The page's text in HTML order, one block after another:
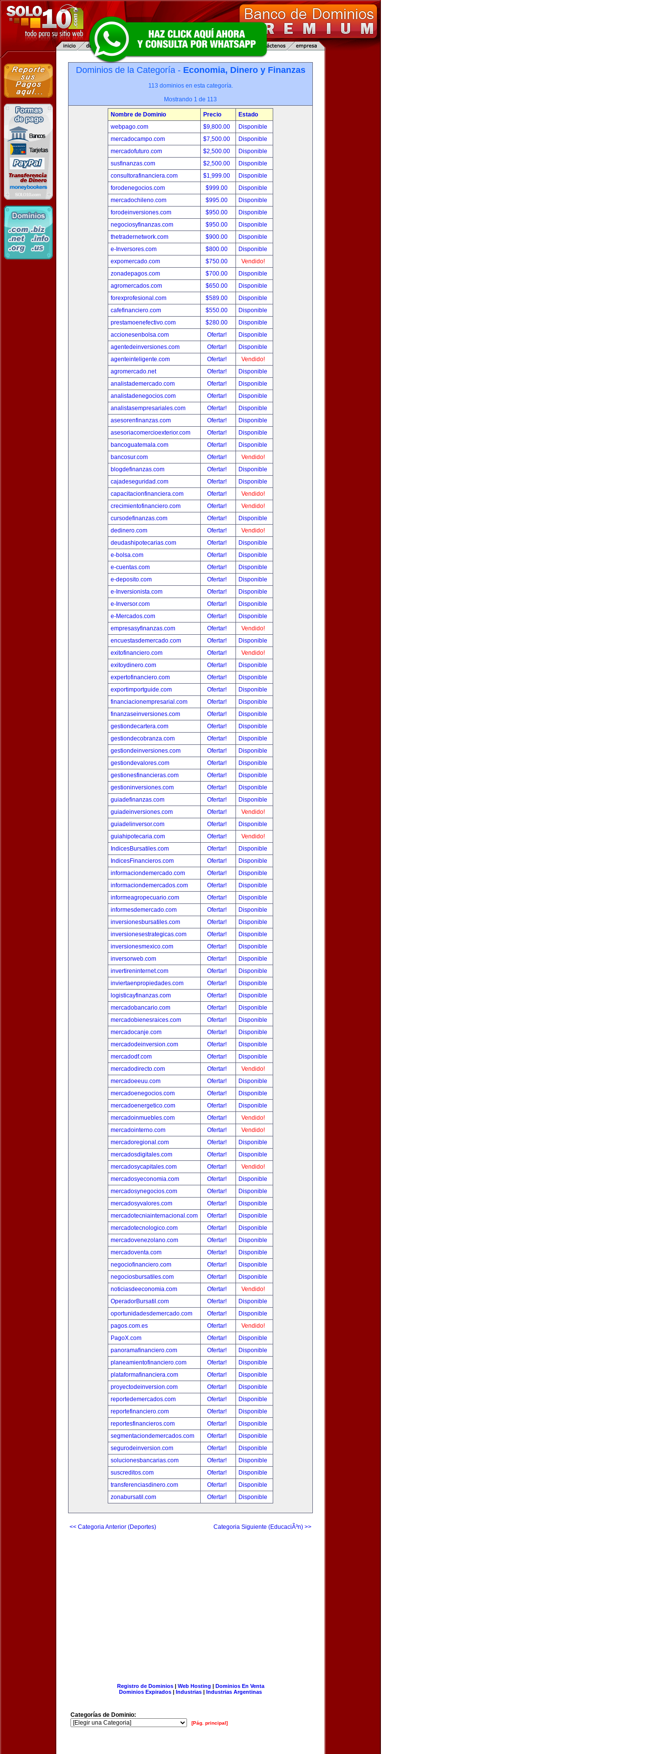
Dominios de la Categoría - Economia, Dinero y Finanzas
113 dominios en esta categoría.
Mostrando 1 de 113
Nombre de Dominio Precio
Estado
webpago.com
$9,800.00
Disponible
mercadocampo.com
$7,500.00
Disponible
mercadofuturo.com
$2,500.00
Disponible
susfinanzas.com
$2,500.00
Disponible
consultorafinanciera.com
$1,999.00
Disponible
forodenegocios.com
$999.00
Disponible
mercadochileno.com
$995.00
Disponible
forodeinversiones.com
$950.00
Disponible
negociosyfinanzas.com
$950.00
Disponible
thetradernetwork.com
$900.00
Disponible
e-Inversores.com
$800.00
Disponible
expomercado.com
$750.00
Vendido!
zonadepagos.com
$700.00
Disponible
agromercados.com
$650.00
Disponible
forexprofesional.com
$589.00
Disponible
cafefinanciero.com
$550.00
Disponible
prestamoenefectivo.com
$280.00
Disponible
accionesenbolsa.com
Ofertar!
Disponible
agentedeinversiones.com
Ofertar!
Disponible
agenteinteligente.com
Ofertar!
Vendido!
agromercado.net
Ofertar!
Disponible
analistademercado.com
Ofertar!
Disponible
analistadenegocios.com
Ofertar!
Disponible
analistasempresariales.com
Ofertar!
Disponible
asesorenfinanzas.com
Ofertar!
Disponible
asesoriacomercioexterior.com
Ofertar!
Disponible
bancoguatemala.com
Ofertar!
Disponible
bancosur.com
Ofertar!
Vendido!
blogdefinanzas.com
Ofertar!
Disponible
cajadeseguridad.com
Ofertar!
Disponible
capacitacionfinanciera.com
Ofertar!
Vendido!
crecimientofinanciero.com
Ofertar!
Vendido!
cursodefinanzas.com
Ofertar!
Disponible
dedinero.com
Ofertar!
Vendido!
deudashipotecarias.com
Ofertar!
Disponible
e-bolsa.com
Ofertar!
Disponible
e-cuentas.com
Ofertar!
Disponible
e-deposito.com
Ofertar!
Disponible
e-Inversionista.com
Ofertar!
Disponible
e-Inversor.com
Ofertar!
Disponible
e-Mercados.com
Ofertar!
Disponible
empresasyfinanzas.com
Ofertar!
Vendido!
encuestasdemercado.com
Ofertar!
Disponible
exitofinanciero.com
Ofertar!
Vendido!
exitoydinero.com
Ofertar!
Disponible
expertofinanciero.com
Ofertar!
Disponible
exportimportguide.com
Ofertar!
Disponible
financiacionempresarial.com
Ofertar!
Disponible
finanzaseinversiones.com
Ofertar!
Disponible
gestiondecartera.com
Ofertar!
Disponible
gestiondecobranza.com
Ofertar!
Disponible
gestiondeinversiones.com
Ofertar!
Disponible
gestiondevalores.com
Ofertar!
Disponible
gestionesfinancieras.com
Ofertar!
Disponible
gestioninversiones.com
Ofertar!
Disponible
guiadefinanzas.com
Ofertar!
Disponible
guiadeinversiones.com
Ofertar!
Vendido!
guiadelinversor.com
Ofertar!
Disponible
guiahipotecaria.com
Ofertar!
Vendido!
IndicesBursatiles.com
Ofertar!
Disponible
IndicesFinancieros.com
Ofertar!
Disponible
informaciondemercado.com
Ofertar!
Disponible
informaciondemercados.com
Ofertar!
Disponible
informeagropecuario.com
Ofertar!
Disponible
informesdemercado.com
Ofertar!
Disponible
inversionesbursatiles.com
Ofertar!
Disponible
inversionesestrategicas.com
Ofertar!
Disponible
inversionesmexico.com
Ofertar!
Disponible
inversorweb.com
Ofertar!
Disponible
invertireninternet.com
Ofertar!
Disponible
inviertaenpropiedades.com
Ofertar!
Disponible
logisticayfinanzas.com
Ofertar!
Disponible
mercadobancario.com
Ofertar!
Disponible
mercadobienesraices.com
Ofertar!
Disponible
mercadocanje.com
Ofertar!
Disponible
mercadodeinversion.com
Ofertar!
Disponible
mercadodf.com
Ofertar!
Disponible
mercadodirecto.com
Ofertar!
Vendido!
mercadoeeuu.com
Ofertar!
Disponible
mercadoenegocios.com
Ofertar!
Disponible
mercadoenergetico.com
Ofertar!
Disponible
mercadoinmuebles.com
Ofertar!
Vendido!
mercadointerno.com
Ofertar!
Vendido!
mercadoregional.com
Ofertar!
Disponible
mercadosdigitales.com
Ofertar!
Disponible
mercadosycapitales.com
Ofertar!
Vendido!
mercadosyeconomia.com
Ofertar!
Disponible
mercadosynegocios.com
Ofertar!
Disponible
mercadosyvalores.com
Ofertar!
Disponible
mercadotecniainternacional.com
Ofertar!
Disponible
mercadotecnologico.com
Ofertar!
Disponible
mercadovenezolano.com
Ofertar!
Disponible
mercadoventa.com
Ofertar!
Disponible
negociofinanciero.com
Ofertar!
Disponible
negociosbursatiles.com
Ofertar!
Disponible
noticiasdeeconomia.com
Ofertar!
Vendido!
OperadorBursatil.com
Ofertar!
Disponible
oportunidadesdemercado.com
Ofertar!
Disponible
pagos.com.es
Ofertar!
Vendido!
PagoX.com
Ofertar!
Disponible
panoramafinanciero.com
Ofertar!
Disponible
planeamientofinanciero.com
Ofertar!
Disponible
plataformafinanciera.com
Ofertar!
Disponible
proyectodeinversion.com
Ofertar!
Disponible
reportedemercados.com
Ofertar!
Disponible
reportefinanciero.com
Ofertar!
Disponible
reportesfinancieros.com
Ofertar!
Disponible
segmentaciondemercados.com
Ofertar!
Disponible
segurodeinversion.com
Ofertar!
Disponible
solucionesbancarias.com
Ofertar!
Disponible
suscreditos.com
Ofertar!
Disponible
transferenciasdinero.com
Ofertar!
Disponible
zonabursatil.com
Ofertar! Disponible
<< Categoria Anterior (Deportes) Categoria Siguiente (EducaciÃ³n) >>
Registro de Dominios| Web Hosting | Dominios En Venta
Dominios Expirados | Industrias | Industrias Argentinas
Categorías de Dominio:
[Pág. principal]